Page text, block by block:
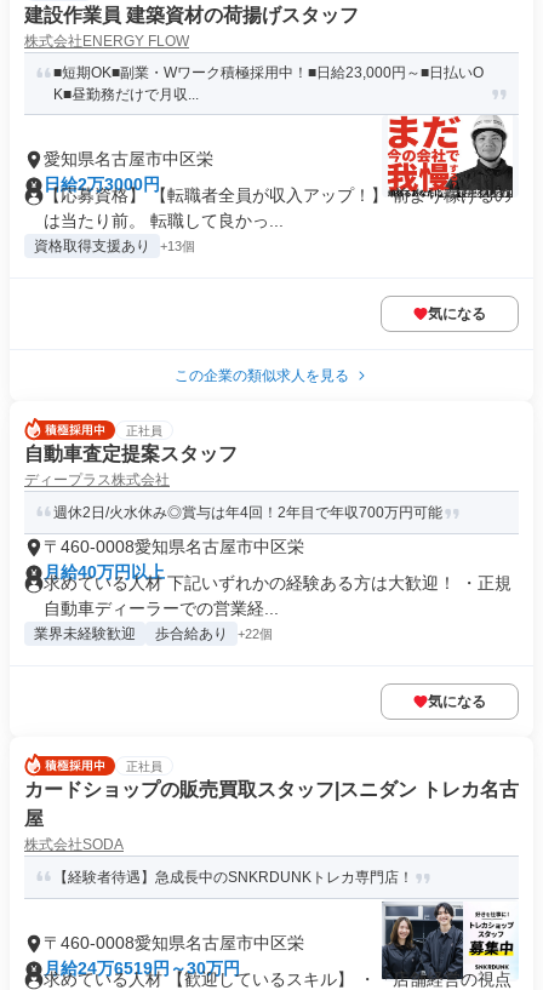
建設作業員 建築資材の荷揚げスタッフ
株式会社ENERGY FLOW
■短期OK■副業・Wワーク積極採用中！■日給23,000円～■日払いO
K■昼勤務だけで月収...
愛知県名古屋市中区栄
日給2万3000円
【応募資格】 【転職者全員が収入アップ！】 前より稼げるの
は当たり前。 転職して良かっ...
資格取得支援あり +13個
気になる
この企業の類似求人を見る
正社員
自動車査定提案スタッフ
ディープラス株式会社
週休2日/火水休み◎賞与は年4回！2年目で年収700万円可能
〒460-0008愛知県名古屋市中区栄
月給40万円以上
求めている人材 下記いずれかの経験ある方は大歓迎！ ・正規
自動車ディーラーでの営業経...
業界未経験歓迎 歩合給あり +22個
気になる
正社員
カードショップの販売買取スタッフ|スニダン トレカ名古
屋
株式会社SODA
【経験者待遇】急成長中のSNKRDUNKトレカ専門店！
〒460-0008愛知県名古屋市中区栄
月給24万6519円～30万円
求めている人材 【歓迎しているスキル】 ・「店舗経営の視点